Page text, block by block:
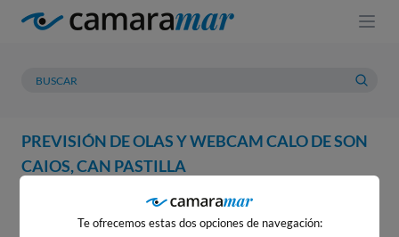
PREVISIÓN DE OLAS Y WEBCAM CALO DE SON
CAIOS, CAN PASTILLA
PREVISIÓN METEOROLOGÍA
Te ofrecemos estas dos opciones de navegación: